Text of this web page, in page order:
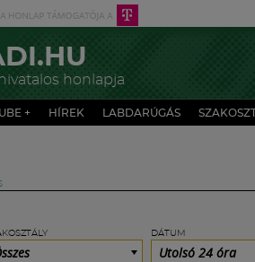
honlapja
+ HÍREK LABDARÚGÁS
DÁTUM
Utolsó 24 óra